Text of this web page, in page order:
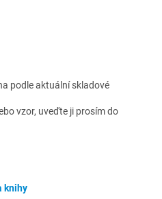
podle aktuální skladové
vzor, uveďte ji prosím do
knihy